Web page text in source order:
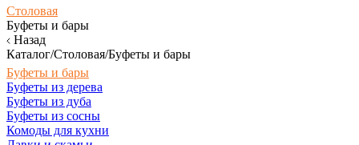
Столовая
Буфеты и бары
Назад
Каталог/Столовая/Буфеты и бары
Буфеты и бары
Буфеты из дерева
Буфеты из дуба
Буфеты из сосны
Комоды для кухни